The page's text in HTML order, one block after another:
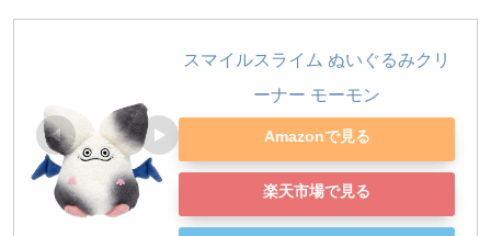
スマイルスライム ぬいぐるみクリ
ーナー モーモン
Amazonで見る
楽天市場で見る